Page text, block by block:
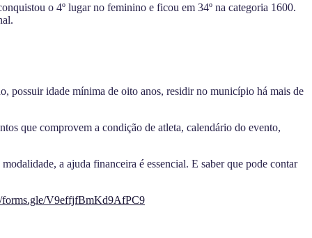
o 4º lugar no feminino e ficou em 34º na categoria 1600.
possuir idade mínima de oito anos, residir no município há mais de
que comprovem a condição de atleta, calendário do evento,
a ajuda financeira é essencial. E saber que pode contar
forms.gle/V9effjfBmKd9AfPC9